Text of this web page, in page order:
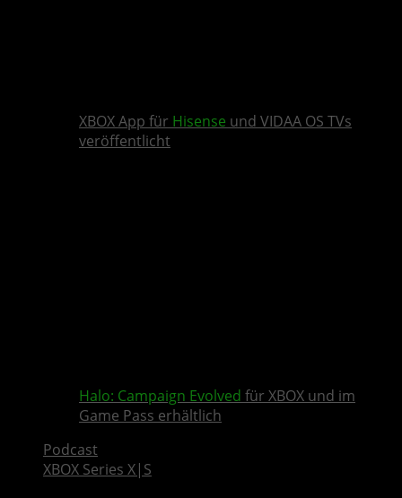
XBOX App für Hisense und VIDAA OS TVs
veröffentlicht
Halo: Campaign Evolved für XBOX und im
Game Pass erhältlich
Podcast
XBOX Series X|S